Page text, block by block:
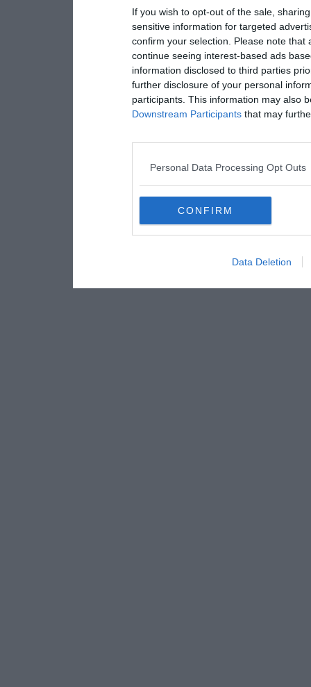
If you wish to opt-out of the sale,
sensitive information for targeted
confirm your selection. Please note
continue seeing interest-based ads
information disclosed to third parties
further disclosure of your personal
participants. This information may also
Downstream Participants that may
Personal Data Processing Opt Outs
CONFIRM
Data Deletion